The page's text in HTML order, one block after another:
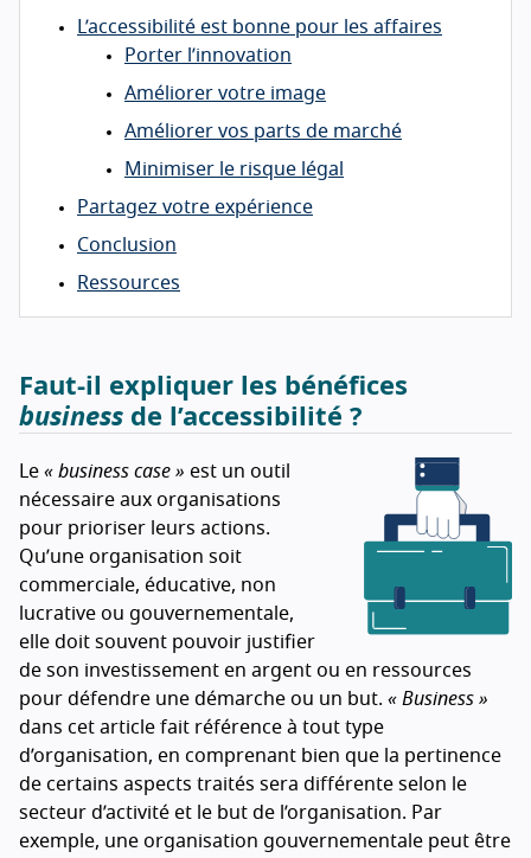
L’accessibilité est bonne pour les affaires
Porter l’innovation
Améliorer votre image
Améliorer vos parts de marché
Minimiser le risque légal
Partagez votre expérience
Conclusion
Ressources
Faut-il expliquer les bénéfices
business de l’accessibilité ?
Le « business case » est un outil
nécessaire aux organisations
pour prioriser leurs actions.
Qu’une organisation soit
commerciale, éducative, non
lucrative ou gouvernementale,
elle doit souvent pouvoir justifier
de son investissement en argent ou en ressources
pour défendre une démarche ou un but. « Business »
dans cet article fait référence à tout type
d’organisation, en comprenant bien que la pertinence
de certains aspects traités sera différente selon le
secteur d’activité et le but de l’organisation. Par
exemple, une organisation gouvernementale peut être